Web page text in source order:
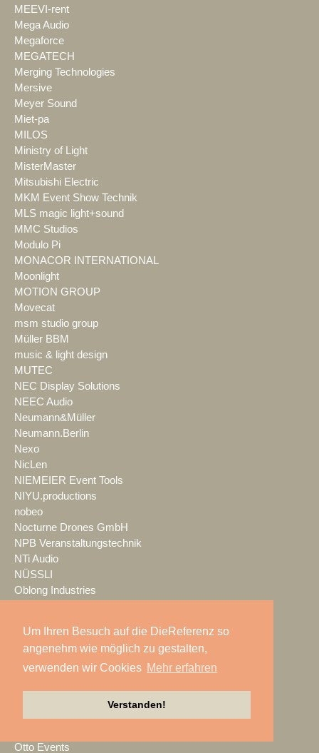
Um Ihren Besuch auf die DieReferenz so
angenehm wie möglich zu gestalten,
verwenden wir Cookies Mehr erfahren
Verstanden!
MEEVI-rent
Mega Audio
Megaforce
MEGATECH
Merging Technologies
Mersive
Meyer Sound
Miet-pa
MILOS
Ministry of Light
MisterMaster
Mitsubishi Electric
MKM Event Show Technik
MLS magic light+sound
MMC Studios
Modulo Pi
MONACOR INTERNATIONAL
Moonlight
MOTION GROUP
Movecat
msm studio group
Müller BBM
music & light design
MUTEC
NEC Display Solutions
NEEC Audio
Neumann&Müller
Neumann.Berlin
Nexo
NicLen
NIEMEIER Event Tools
NIYU.productions
nobeo
Nocturne Drones GmbH
NPB Veranstaltungstechnik
NTi Audio
NÜSSLI
Oblong Industries
OETHG
OKG-AV
Omron
Otto Events